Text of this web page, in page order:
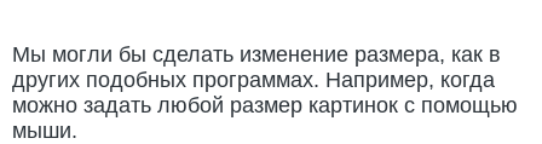
Мы могли бы сделать изменение размера, как в
других подобных программах. Например, когда
можно задать любой размер картинок с помощью
мыши.